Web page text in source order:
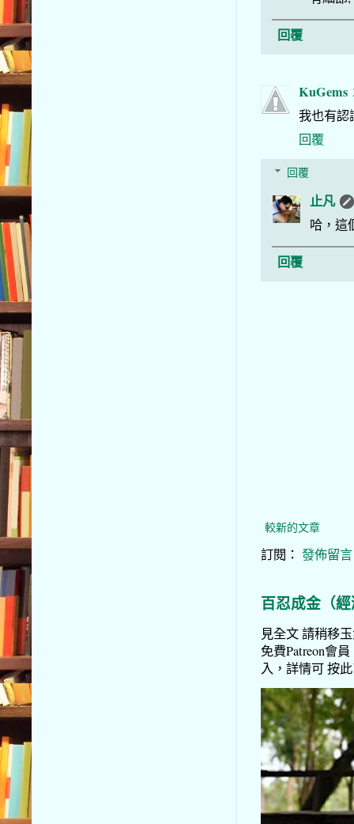
回覆
KuGems
我也有認
回覆
回覆
止凡
哈，這
回覆
較新的文章
訂閱： 發佈留
百忍成金（
見全文 請稍移
免費Patreon會
入，詳情可 按